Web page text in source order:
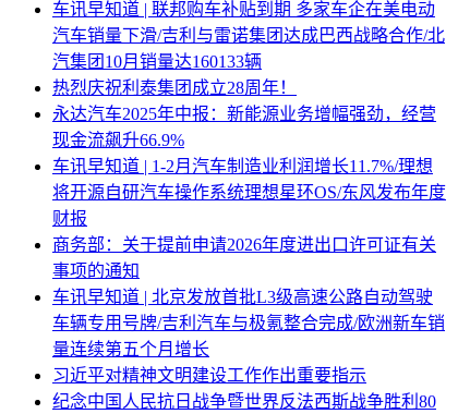
车讯早知道 | 联邦购车补贴到期 多家车企在美电动
汽车销量下滑/吉利与雷诺集团达成巴西战略合作/北
汽集团10月销量达160133辆
热烈庆祝利泰集团成立28周年！
永达汽车2025年中报：新能源业务增幅强劲，经营
现金流飙升66.9%
车讯早知道 | 1-2月汽车制造业利润增长11.7%/理想
将开源自研汽车操作系统理想星环OS/东风发布年度
财报
商务部：关于提前申请2026年度进出口许可证有关
事项的通知
车讯早知道 | 北京发放首批L3级高速公路自动驾驶
车辆专用号牌/吉利汽车与极氪整合完成/欧洲新车销
量连续第五个月增长
习近平对精神文明建设工作作出重要指示
纪念中国人民抗日战争暨世界反法西斯战争胜利80